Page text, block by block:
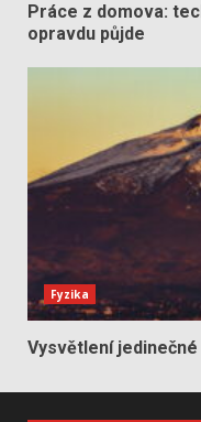
Práce z domova:
opravdu půjde
Fyzika
Vysvětlení